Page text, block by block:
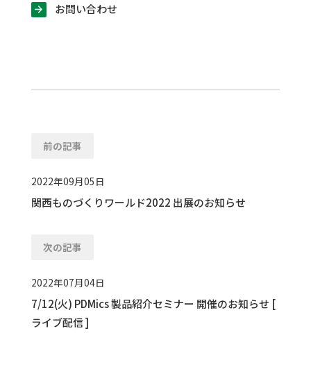
お問い合わせ
前の記事
2022年09月05日
関西ものづくりワールド2022 出展のお知らせ
次の記事
2022年07月04日
7/12(火) PDMics 製品紹介セミナー 開催のお知らせ [
ライブ配信 ]